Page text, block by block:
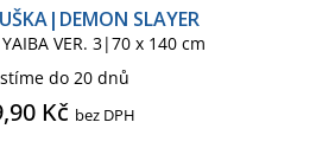
SLAYER
VER. 3|70 x 140 cm
do 20 dnů
Kč bez DPH